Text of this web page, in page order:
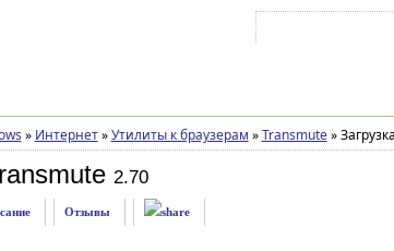
» Интернет » Утилиты к браузерам » Transmute »Загрузка
2.70
Отзывы